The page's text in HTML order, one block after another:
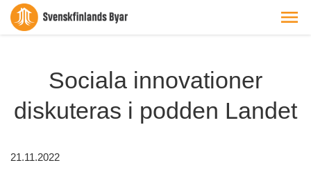
Sociala innovationer
diskuteras i podden Landet
21.11.2022